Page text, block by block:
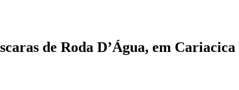
de Roda D’Água, em Cariacica